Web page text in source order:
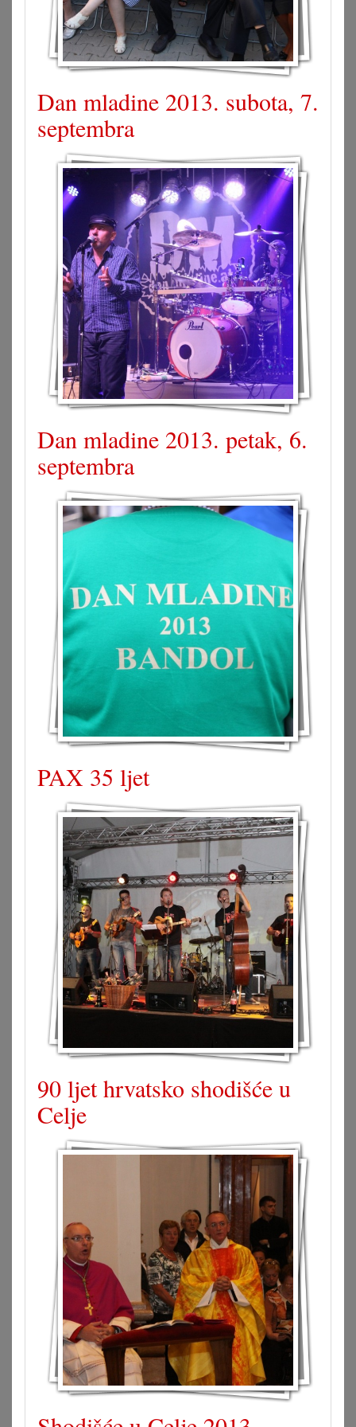
Dan mladine 2013. subota, 7.
septembra
Dan mladine 2013. petak, 6.
septembra
PAX 35 ljet
90 ljet hrvatsko shodišće u
Celje